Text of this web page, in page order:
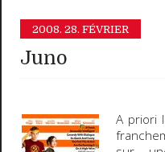
2008. 28. FÉVRIER
Juno
A priori